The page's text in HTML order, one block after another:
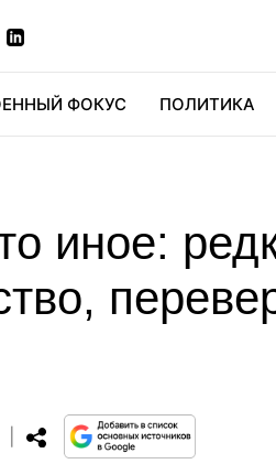
ФОКУС ПОЛИТИКА
иное: